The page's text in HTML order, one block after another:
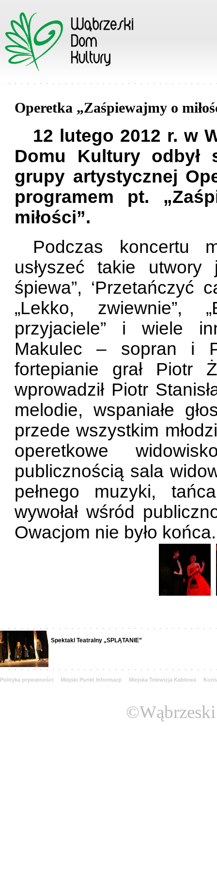
Operetka „Zaśpiewajmy o
12 lutego 2012 r. w
Domu Kultury odbył
grupy artystycznej
programem pt.
miłości”.
Podczas koncertu
usłyszeć takie
śpiewa”, ‘Przetańczyć
„Lekko, zwiewnie”,
przyjaciele” i wiele
Makulec – sopran i
fortepianie grał Piotr
wprowadził Piotr
melodie, wspaniałe
przede wszystkim
operetkowe
publicznością sala
pełnego muzyki,
wywołał wśród
Owacjom nie było końca.
Spektakl Teatralny „SPLĄTANIE”
Polityka prywatności Miejski Punkt Informacji Miejska Telewizja Kablowa